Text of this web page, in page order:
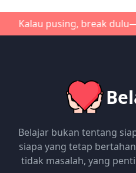
break dulu—restart
Belajar bukan tentang
siapa yang tetap
tidak masalah, yang